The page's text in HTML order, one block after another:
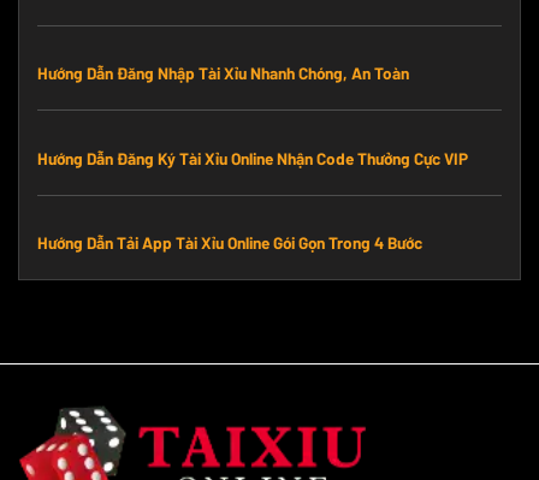
Hướng Dẫn Đăng Nhập Tài Xỉu Nhanh Chóng, An Toàn
Hướng Dẫn Đăng Ký Tài Xỉu Online Nhận Code Thưởng Cực VIP
Hướng Dẫn Tải App Tài Xỉu Online Gói Gọn Trong 4 Bước